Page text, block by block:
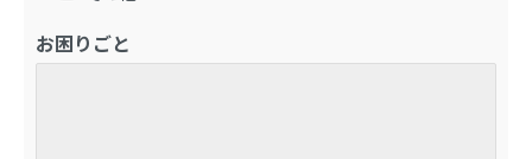
お困りごと